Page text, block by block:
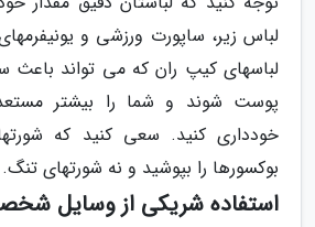
لباس زیر، ساپورت ورزشی و
لباسهای کیپ ران که می تواند
پوست شوند و شما را بیشتر
خودداری کنید. سعی کنید که
بوکسورها را بپوشید و نه شورتهای تنگ.
استفاده شریکی از وسایل